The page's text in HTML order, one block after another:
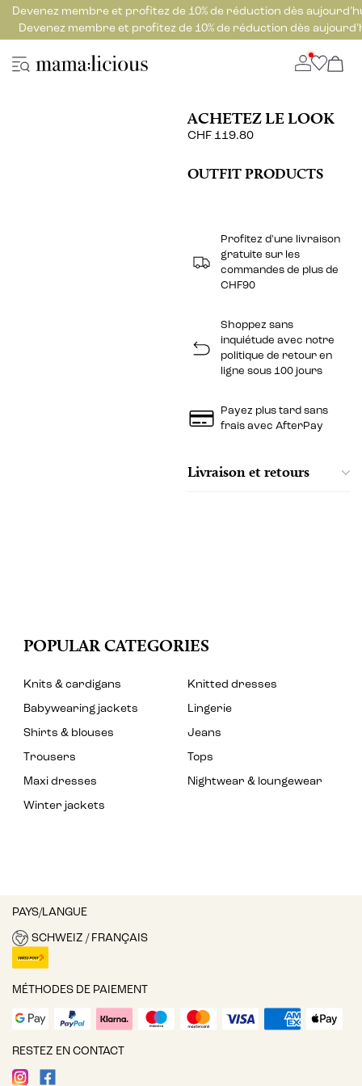
Devenez membre et profitez de 10% de réduction dès
Devenez membre et profitez de 10% de réduction dès
ACHETEZ LE LOOK
CHF 119.80
OUTFIT PRODUCTS
Profitez d'une livraison
gratuite sur les
commandes de plus de
CHF90
Shoppez sans
inquiétude avec notre
politique de retour en
ligne sous 100 jours
Payez plus tard sans
frais avec AfterPay
Livraison et retours
POPULAR CATEGORIES
Knits & cardigans
Knitted dresses
Babywearing jackets
Lingerie
Shirts & blouses
Jeans
Trousers
Tops
Maxi dresses
Nightwear & loungewear
Winter jackets
PAYS/LANGUE
SCHWEIZ / FRANÇAIS
MÉTHODES DE PAIEMENT
RESTEZ EN CONTACT